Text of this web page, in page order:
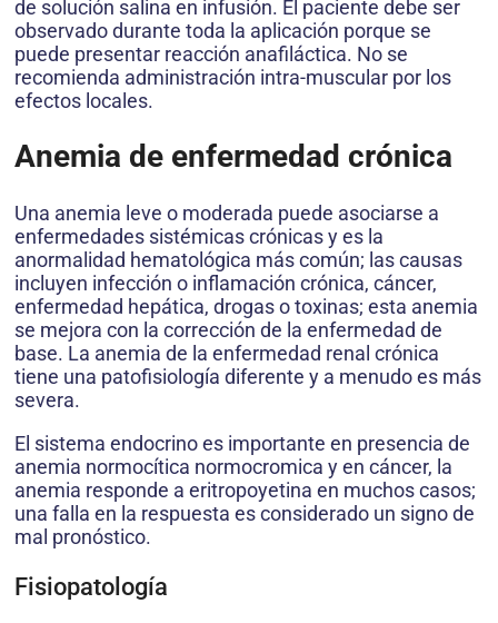
de solución salina en infusión. El paciente debe ser
observado durante toda la aplicación porque se
puede presentar reacción anafiláctica. No se
recomienda administración intra-muscular por los
efectos locales.
Anemia de enfermedad crónica
Una anemia leve o moderada puede asociarse a
enfermedades sistémicas crónicas y es la
anormalidad hematológica más común; las causas
incluyen infección o inflamación crónica, cáncer,
enfermedad hepática, drogas o toxinas; esta anemia
se mejora con la corrección de la enfermedad de
base. La anemia de la enfermedad renal crónica
tiene una patofisiología diferente y a menudo es más
severa.
El sistema endocrino es importante en presencia de
anemia normocítica normocromica y en cáncer, la
anemia responde a eritropoyetina en muchos casos;
una falla en la respuesta es considerado un signo de
mal pronóstico.
Fisiopatología